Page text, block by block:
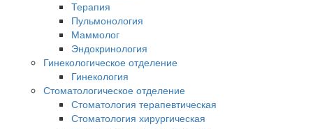
Терапия
Пульмонология
Маммолог
Эндокринология
Гинекологическое отделение
Гинекология
Стоматологическое отделение
Стоматология терапевтическая
Стоматология хирургическая